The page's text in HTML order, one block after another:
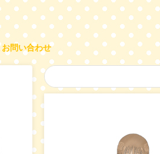
お問い合わせ